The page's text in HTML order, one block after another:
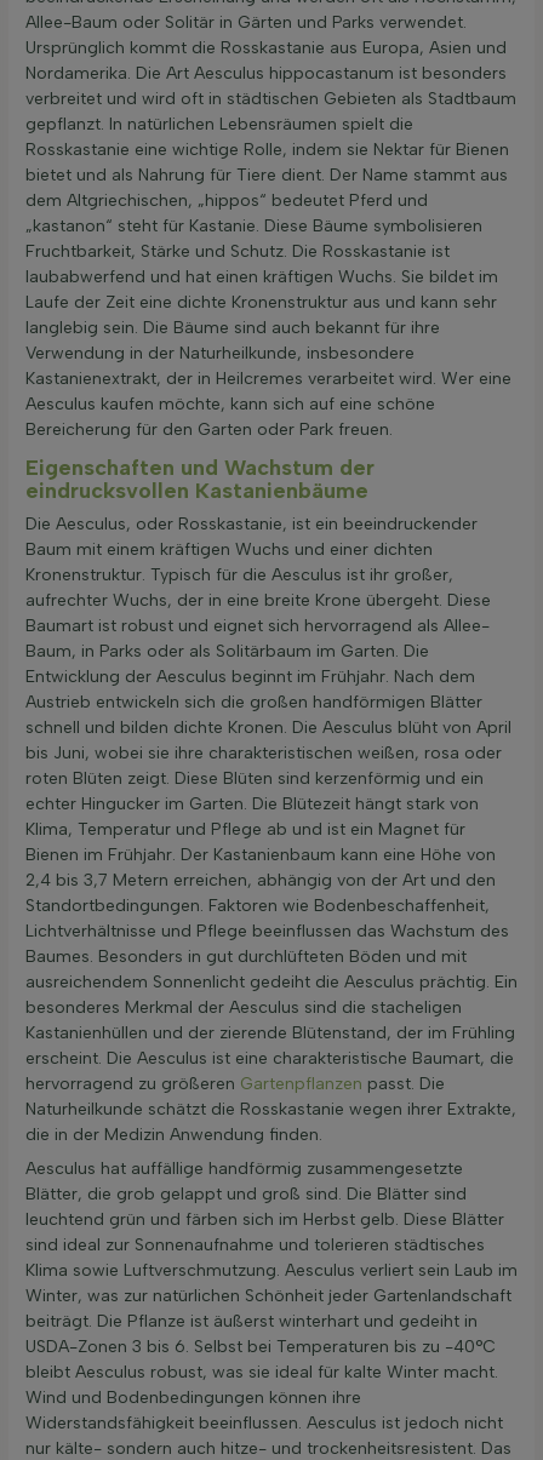
Allee-Baum oder Solitär in Gärten und Parks verwendet.
Ursprünglich kommt die Rosskastanie aus Europa, Asien und
Nordamerika. Die Art Aesculus hippocastanum ist besonders
verbreitet und wird oft in städtischen Gebieten als Stadtbaum
gepflanzt. In natürlichen Lebensräumen spielt die
Rosskastanie eine wichtige Rolle, indem sie Nektar für Bienen
bietet und als Nahrung für Tiere dient. Der Name stammt aus
dem Altgriechischen, „hippos“ bedeutet Pferd und
„kastanon“ steht für Kastanie. Diese Bäume symbolisieren
Fruchtbarkeit, Stärke und Schutz. Die Rosskastanie ist
laubabwerfend und hat einen kräftigen Wuchs. Sie bildet im
Laufe der Zeit eine dichte Kronenstruktur aus und kann sehr
langlebig sein. Die Bäume sind auch bekannt für ihre
Verwendung in der Naturheilkunde, insbesondere
Kastanienextrakt, der in Heilcremes verarbeitet wird. Wer eine
Aesculus kaufen möchte, kann sich auf eine schöne
Bereicherung für den Garten oder Park freuen.
Eigenschaften und Wachstum der
eindrucksvollen Kastanienbäume
Die Aesculus, oder Rosskastanie, ist ein beeindruckender
Baum mit einem kräftigen Wuchs und einer dichten
Kronenstruktur. Typisch für die Aesculus ist ihr großer,
aufrechter Wuchs, der in eine breite Krone übergeht. Diese
Baumart ist robust und eignet sich hervorragend als Allee-
Baum, in Parks oder als Solitärbaum im Garten. Die
Entwicklung der Aesculus beginnt im Frühjahr. Nach dem
Austrieb entwickeln sich die großen handförmigen Blätter
schnell und bilden dichte Kronen. Die Aesculus blüht von April
bis Juni, wobei sie ihre charakteristischen weißen, rosa oder
roten Blüten zeigt. Diese Blüten sind kerzenförmig und ein
echter Hingucker im Garten. Die Blütezeit hängt stark von
Klima, Temperatur und Pflege ab und ist ein Magnet für
Bienen im Frühjahr. Der Kastanienbaum kann eine Höhe von
2,4 bis 3,7 Metern erreichen, abhängig von der Art und den
Standortbedingungen. Faktoren wie Bodenbeschaffenheit,
Lichtverhältnisse und Pflege beeinflussen das Wachstum des
Baumes. Besonders in gut durchlüfteten Böden und mit
ausreichendem Sonnenlicht gedeiht die Aesculus prächtig. Ein
besonderes Merkmal der Aesculus sind die stacheligen
Kastanienhüllen und der zierende Blütenstand, der im Frühling
erscheint. Die Aesculus ist eine charakteristische Baumart, die
hervorragend zu größeren Gartenpflanzen passt. Die
Naturheilkunde schätzt die Rosskastanie wegen ihrer Extrakte,
die in der Medizin Anwendung finden.
Aesculus hat auffällige handförmig zusammengesetzte
Blätter, die grob gelappt und groß sind. Die Blätter sind
leuchtend grün und färben sich im Herbst gelb. Diese Blätter
sind ideal zur Sonnenaufnahme und tolerieren städtisches
Klima sowie Luftverschmutzung. Aesculus verliert sein Laub im
Winter, was zur natürlichen Schönheit jeder Gartenlandschaft
beiträgt. Die Pflanze ist äußerst winterhart und gedeiht in
USDA-Zonen 3 bis 6. Selbst bei Temperaturen bis zu -40°C
bleibt Aesculus robust, was sie ideal für kalte Winter macht.
Wind und Bodenbedingungen können ihre
Widerstandsfähigkeit beeinflussen. Aesculus ist jedoch nicht
nur kälte- sondern auch hitze- und trockenheitsresistent. Das